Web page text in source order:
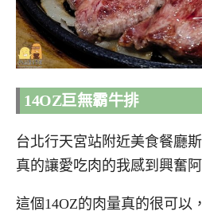
14OZ巨無霸牛排
台北行天宮站附近美食餐廳
真的讓愛吃肉的我感到興奮阿
這個14OZ的肉量真的很可以